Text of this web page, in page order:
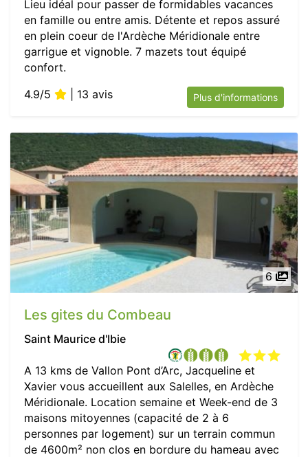
Lieu idéal pour passer de formidables vacances
en famille ou entre amis. Détente et repos assuré
en plein coeur de l'Ardèche Méridionale entre
garrigue et vignoble. 7 mazets tout équipé
confort.
4.9/5
| 13 avis Plus d'informations
6
Les gites du Combeau
Saint Maurice d'Ibie
A 13 kms de Vallon Pont d’Arc, Jacqueline et
Xavier vous accueillent aux Salelles, en Ardèche
Méridionale. Location semaine et Week-end de 3
maisons mitoyennes (capacité de 2 à 6
personnes par logement) sur un terrain commun
de 4600m² non clos en bordure du hameau avec